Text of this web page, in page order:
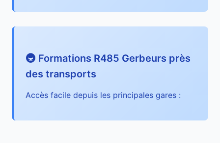
🚇 Formations R485 Gerbeurs près
des transports
Accès facile depuis les principales gares :